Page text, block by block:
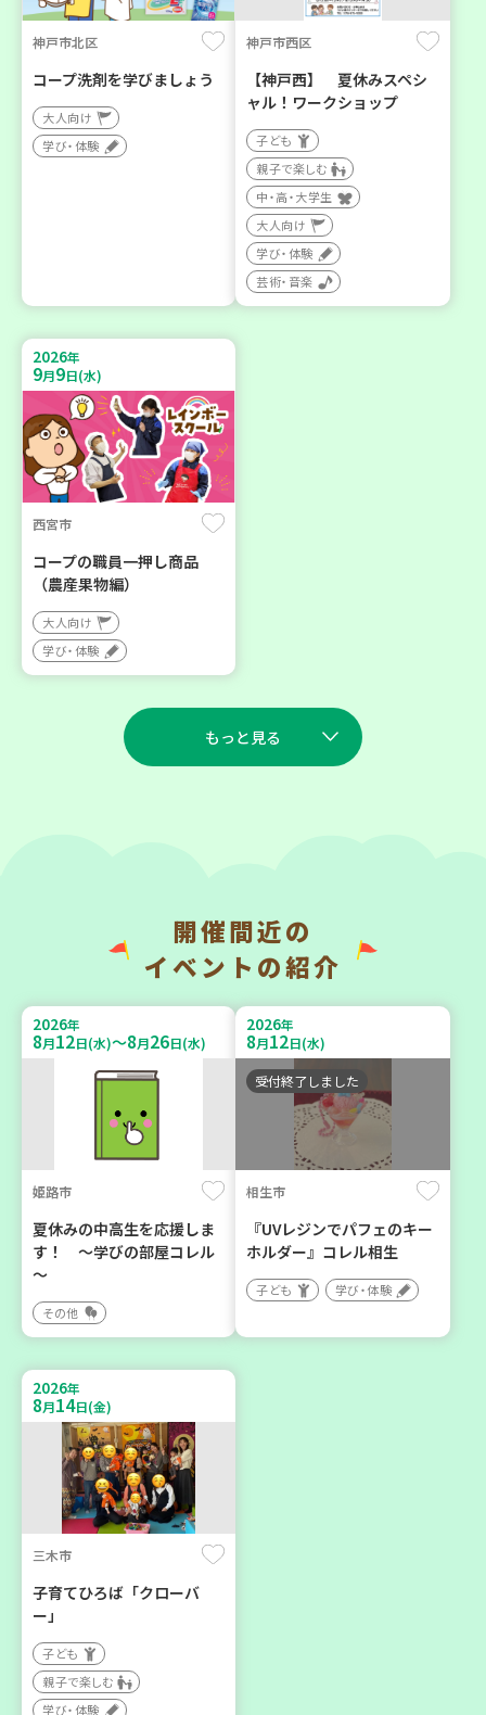
神戸市北区
コープ洗剤を学びましょう
大人向け
学び・体験
神戸市西区
【神戸西】 夏休みスペシ
ャル！ワークショップ
子ども
親子で楽しむ
中・高・大学生
大人向け
学び・体験
芸術・音楽
2026年
9月9日(水)
西宮市
コープの職員一押し商品
（農産果物編）
大人向け
学び・体験
もっと見る
神戸市長田区
クニック ～新しいライフス
タイルで地球を守る～
環境
命体験講座～
大人向け
平和・防災
9月
明石市
元気豚」を語る
大人向け
学び・体験
年
9月9日(水)
2026年
9 9
芦屋市
開催間近の
イベントの紹介
2026年
8月12日(水)～8月26日(水)
姫路市
夏休みの中高生を応援しま
す！ ～学びの部屋コレル
～
その他
2026年
8月12日(水)
受付終了しました
相生市
『UVレジンでパフェのキー
ホルダー』コレル相生
子ども 学び・体験
2026年
8月14日(金)
三木市
子育てひろば「クローバ
ー」
子ども
親子で楽しむ
学び・体験